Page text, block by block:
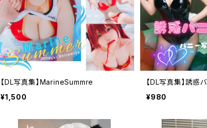
【DL写真集】MarineSummre
¥1,500
【DL写真集】誘惑
¥980